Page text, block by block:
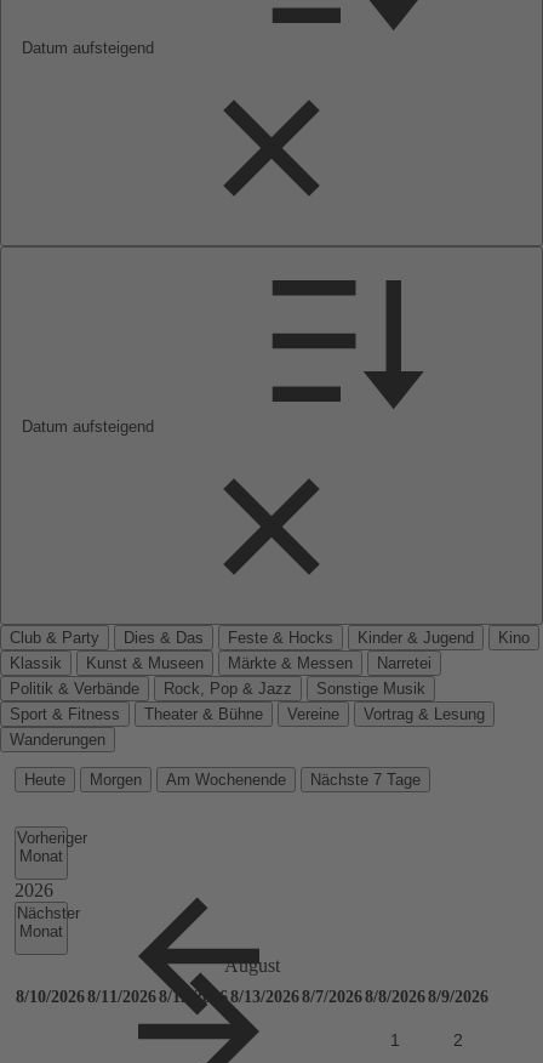
Datum aufsteigend
Datum aufsteigend
Club & Party Dies & Das Feste & Hocks Kinder & Jugend
Kino
Klassik
Kunst & Museen Märkte & Messen
Narretei
Politik & Verbände
Rock, Pop & Jazz
Sonstige Musik
Sport & Fitness
Theater & Bühne Vereine
Vortrag & Lesung
Wanderungen
Heute Morgen Am Wochenende Nächste 7 Tage
Vorheriger
Monat
Nächster
Monat